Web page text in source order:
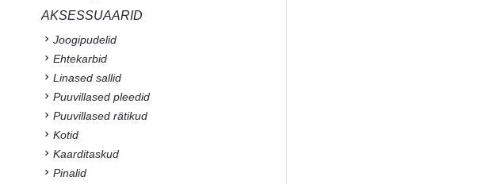
AKSESSUAARID
Joogipudelid
Ehtekarbid
Linased sallid
Puuvillased pleedid
Puuvillased rätikud
Kotid
Kaarditaskud
Pinalid